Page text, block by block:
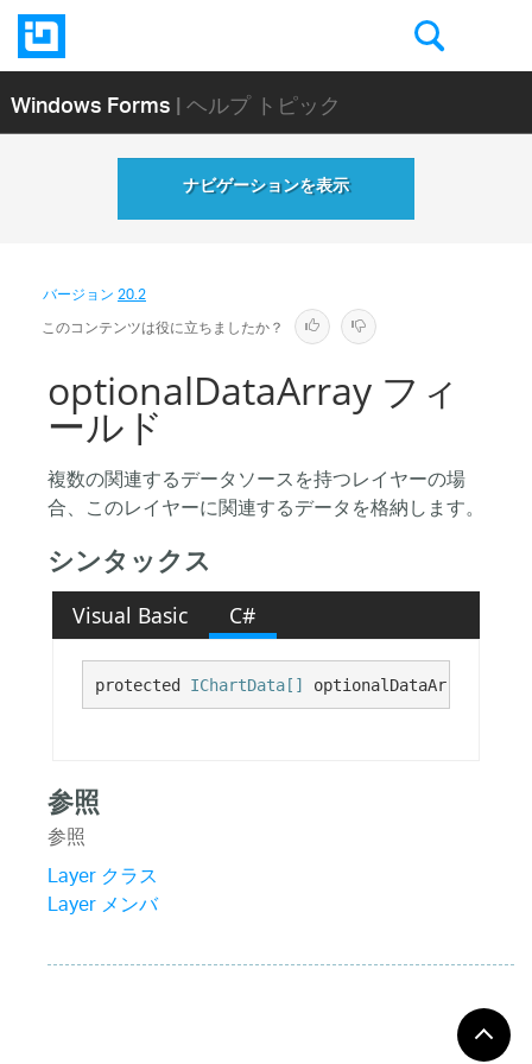
Windows Forms| ヘルプ トピック
ナビゲーションを表示
バージョン20.2
このコンテンツは役に立ちましたか？
optionalDataArray フィ
ールド
複数の関連するデータソースを持つレイヤーの場
合、このレイヤーに関連するデータを格納します。
シンタックス
Visual Basic C#
protected IChartData[] optionalDataArray
参照
参照
Layer クラス
Layer メンバ